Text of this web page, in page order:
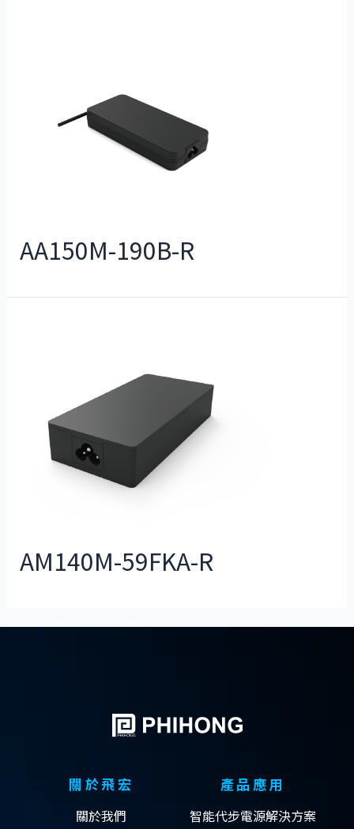
AA150M-190B-R
AM140M-59FKA-R
關於飛宏
關於我們
產品應用
智能代步電源解決方案